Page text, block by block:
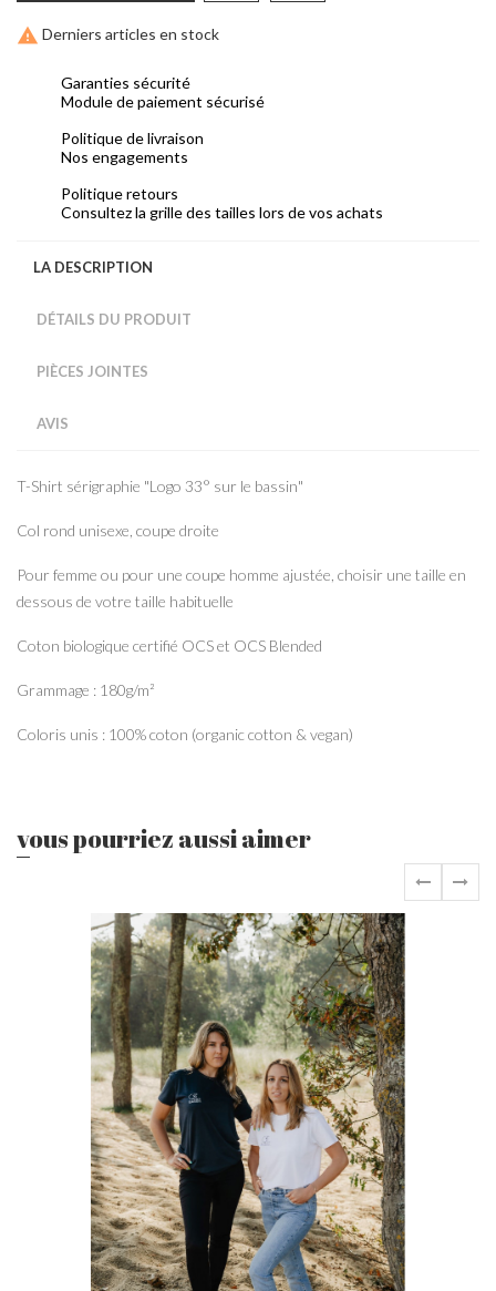
 Derniers articles en stock
Garanties sécurité
Module de paiement sécurisé
Politique de livraison
Nos engagements
Politique retours
Consultez la grille des tailles lors de vos achats
LA DESCRIPTION
DÉTAILS DU PRODUIT
PIÈCES JOINTES
AVIS
T-Shirt sérigraphie "Logo 33° sur le bassin"
Col rond unisexe, coupe droite
Pour femme ou pour une coupe homme ajustée, choisir une taille en
dessous de votre taille habituelle
Coton biologique certifié OCS et OCS Blended
Grammage : 180g/m²
Coloris unis : 100% coton (organic cotton & vegan)
vous pourriez aussi aimer